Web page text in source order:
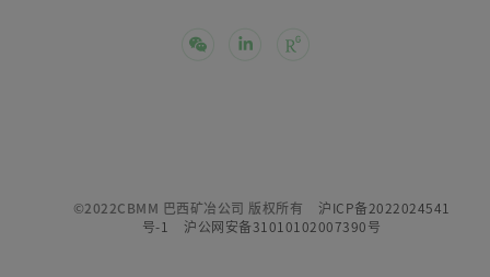
©2022CBMM 巴西矿冶公司 版权所有 沪ICP备2022024541
号-1
沪公网安备31010102007390号